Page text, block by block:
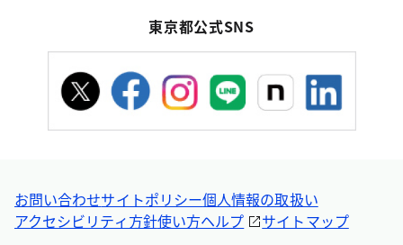
東京都公式SNS
お問い合わせサイトポリシー個人情報の取扱い
アクセシビリティ方針使い方ヘルプ サイトマップ